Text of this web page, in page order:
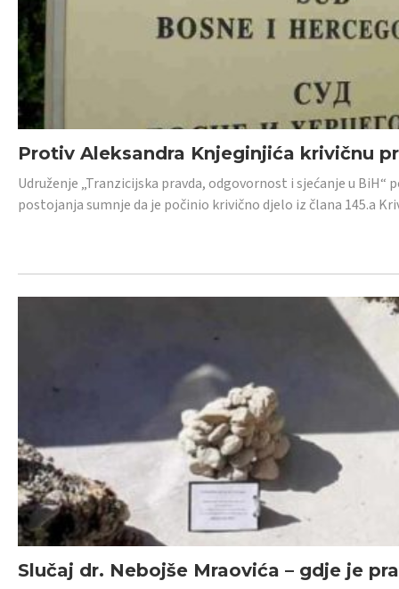
Protiv Aleksandra Knjeginjića krivičnu
Udruženje „Tranzicijska pravda, odgovornost i sjećanje u
postojanja sumnje da je počinio krivično djelo iz člana 145.a
Slučaj dr. Nebojše Mraovića – gdje je